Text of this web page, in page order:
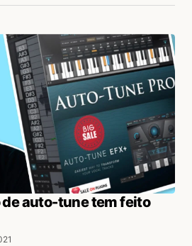
de auto-tune tem feito